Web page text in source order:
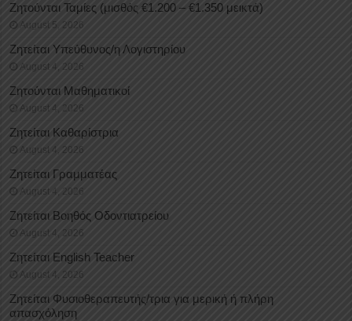
Ζητούνται Ταμίες (μισθός €1.200 – €1.350 μεικτά)
August 5, 2026
Ζητείται Υπεύθυνος/η Λογιστηρίου
August 4, 2026
Ζητούνται Μαθηματικοί
August 4, 2026
Ζητείται Καθαρίστρια
August 4, 2026
Ζητείται Γραμματέας
August 4, 2026
Ζητείται Βοηθός Οδοντιατρείου
August 4, 2026
Ζητείται English Teacher
August 4, 2026
Ζητείται Φυσιοθεραπευτής/τρια για μερική ή πλήρη
απασχόληση